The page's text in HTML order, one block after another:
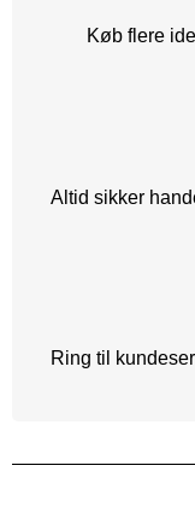
Køb flere
Altid sikker
Ring til